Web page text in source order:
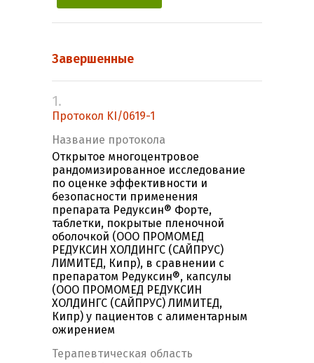
Завершенные
1.
Протокол KI/0619-1
Название протокола
Открытое многоцентровое
рандомизированное исследование
по оценке эффективности и
безопасности применения
препарата Редуксин® Форте,
таблетки, покрытые пленочной
оболочкой (ООО ПРОМОМЕД
РЕДУКСИН ХОЛДИНГС (САЙПРУС)
ЛИМИТЕД, Кипр), в сравнении с
препаратом Редуксин®, капсулы
(ООО ПРОМОМЕД РЕДУКСИН
ХОЛДИНГС (САЙПРУС) ЛИМИТЕД,
Кипр) у пациентов с алиментарным
ожирением
Терапевтическая область